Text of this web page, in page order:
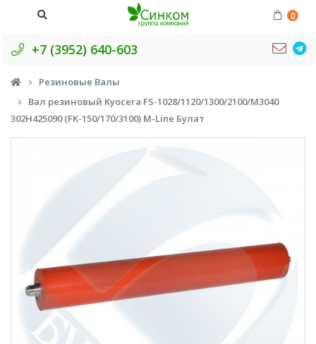
0
+7 (3952) 640-603
Резиновые Валы
Вал резиновый Kyocera FS-1028/1120/1300/2100/M3040
302H425090 (FK-150/170/3100) M-Line Булат